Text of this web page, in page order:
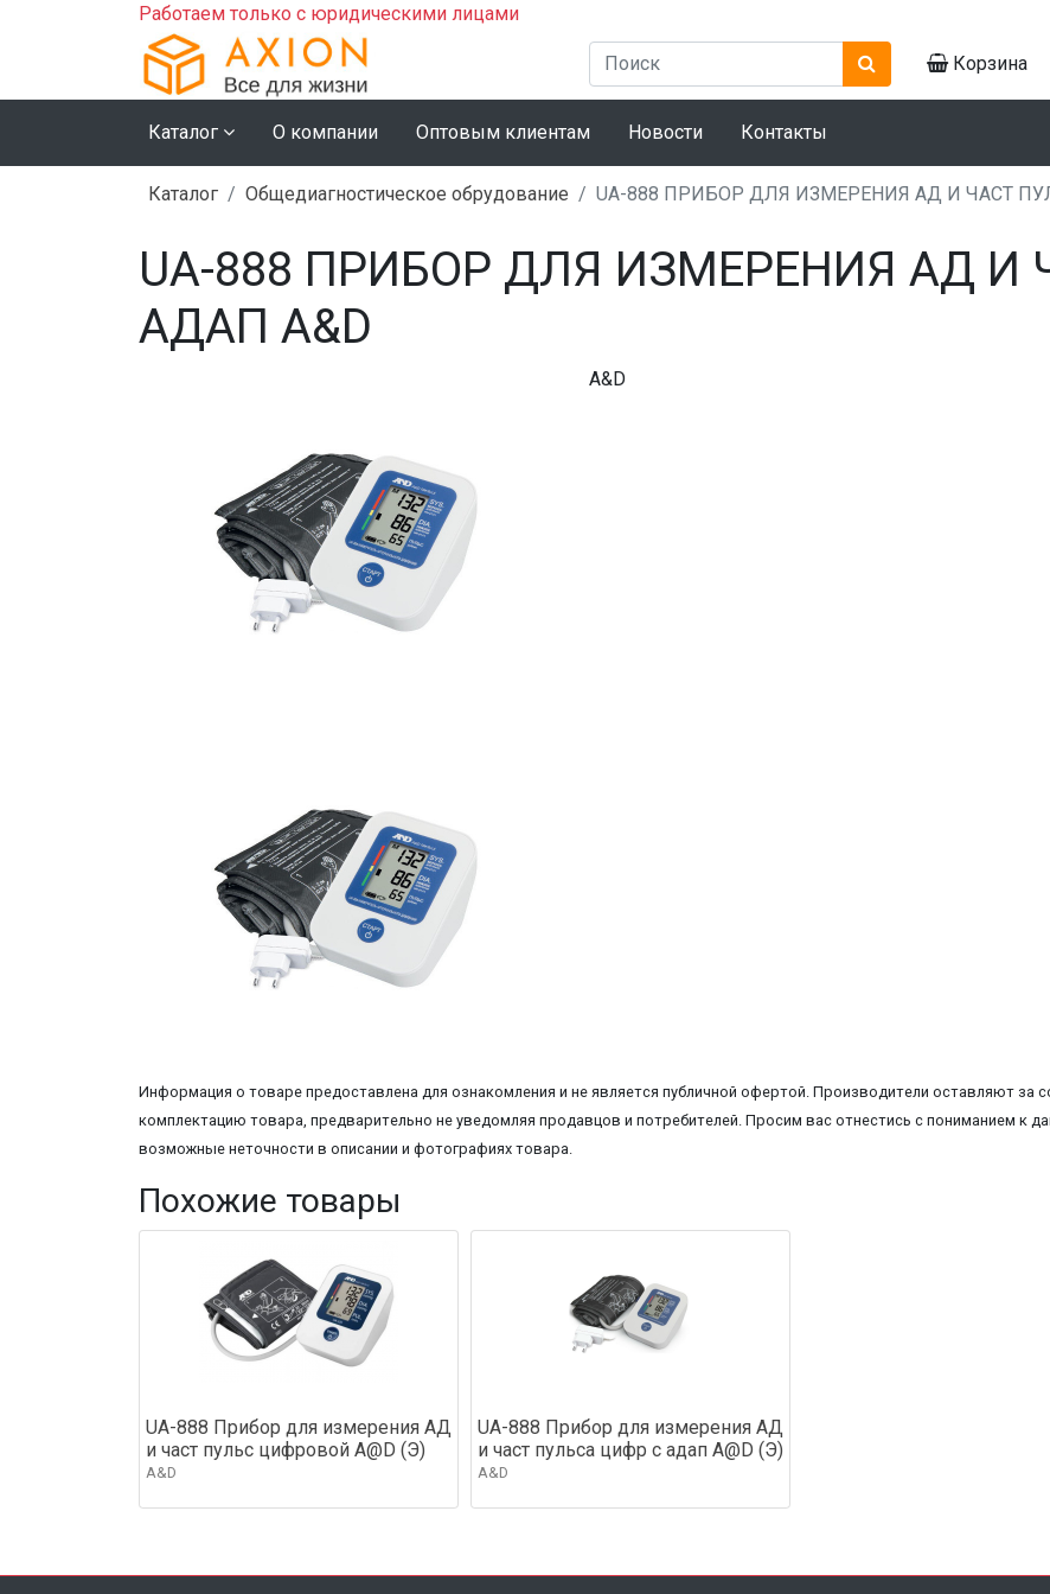
Работаем только с юридическими лицами
Корзина
Каталог О компании Оптовым клиентам Новости Контакты
Каталог Общедиагностическое обрудование UA-888 ПРИБОР ДЛЯ ИЗМЕРЕНИЯ АД И ЧАСТ
UA-888 ПРИБОР ДЛЯ ИЗМЕРЕНИЯ АД И
АДАП A&D
A&D
Информация о товаре предоставлена для ознакомления и не является публичной офертой. Производители оставляют за
комплектацию товара, предварительно не уведомляя продавцов и потребителей. Просим вас отнестись с пониманием к
возможные неточности в описании и фотографиях товара.
Похожие товары
UA-888 Прибор для измерения АД
и част пульс цифровой A@D (Э)
A&D
UA-888 Прибор для измерения АД
и част пульса цифр с адап A@D (Э)
A&D